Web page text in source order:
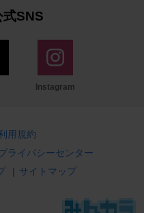
式SNS
Instagram
用規約
ライバシーセンター
| サイトマップ